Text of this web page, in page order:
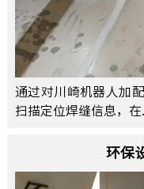
通过对川崎机器人加
扫描定位焊缝信息，在...
环保